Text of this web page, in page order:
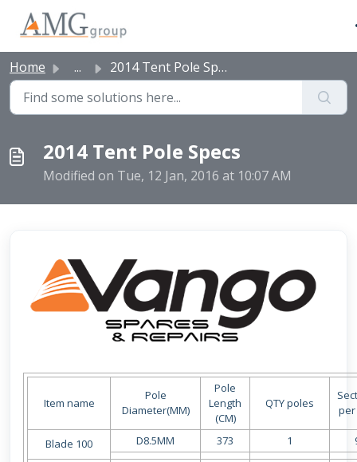
Home ... 2014 Tent Pole Specs
2014 Tent Pole Specs
Modified on Tue, 12 Jan, 2016 at 10:07 AM
Item name
Pole
Diameter(MM)
Pole
Length
(CM)
QTY poles
Blade 100 D8.5MM 373 1